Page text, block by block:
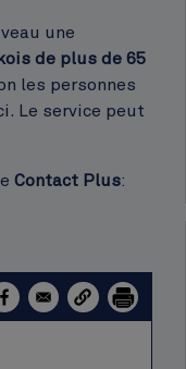
une
de plus de 65
les personnes
Le service peut
Contact Plus: